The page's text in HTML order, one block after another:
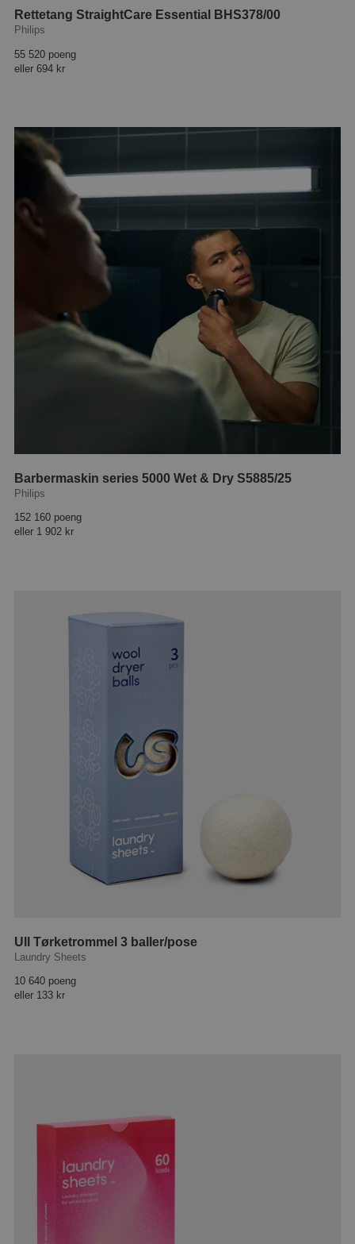
Rettetang StraightCare Essential BHS378/00
Philips
55 520 poeng
eller 694 kr
Barbermaskin series 5000 Wet & Dry S5885/25
Philips
152 160 poeng
eller 1 902 kr
Ull Tørketrommel 3 baller/pose
Laundry Sheets
10 640 poeng
eller 133 kr